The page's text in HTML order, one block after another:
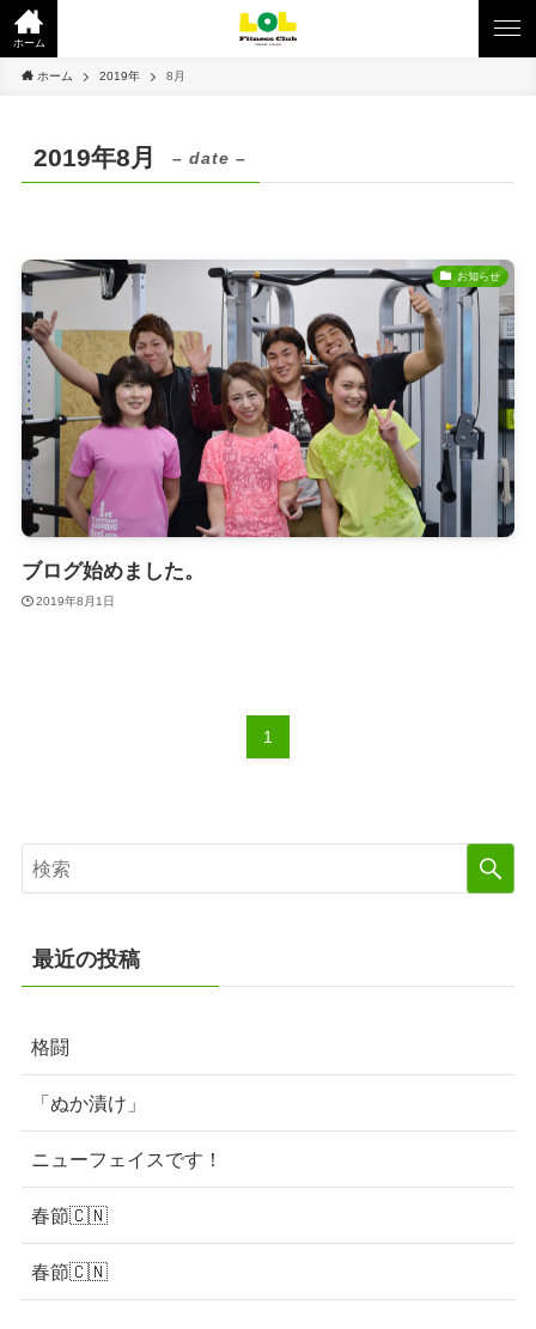
ホーム
ホーム 2019年 8月
2019年8月 – date –
お知らせ
ブログ始めました。
2019年8月1日
1
最近の投稿
格闘
「ぬか漬け」
ニューフェイスです！
春節🇨🇳
春節🇨🇳